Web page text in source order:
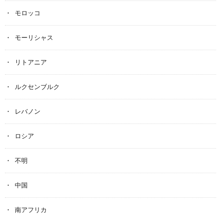
モロッコ
モーリシャス
リトアニア
ルクセンブルク
レバノン
ロシア
不明
中国
南アフリカ